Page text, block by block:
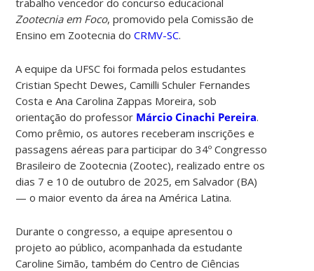
Zootecnia em Foco, promovido pela Comissão de
Ensino em Zootecnia doCRMV-SC.
A equipe da UFSC foi formada pelos estudantes
Cristian Specht Dewes, Camilli Schuler Fernandes
Costa e Ana Carolina Zappas Moreira, sob
orientação do professor Márcio Cinachi Pereira.
Como prêmio, os autores receberam inscrições e
passagens aéreas para participar do 34º Congresso
Brasileiro de Zootecnia (Zootec), realizado entre os
dias 7 e 10 de outubro de 2025, em Salvador (BA)
— o maior evento da área na América Latina.
Durante o congresso, a equipe apresentou o
projeto ao público, acompanhada da estudante
Caroline Simão, também do Centro de Ciências